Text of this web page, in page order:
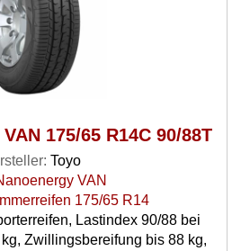
175/65 R14C 90/88T
Toyo
VAN
175/65 R14
Lastindex 90/88 bei
Zwillingsbereifung bis 88 kg,